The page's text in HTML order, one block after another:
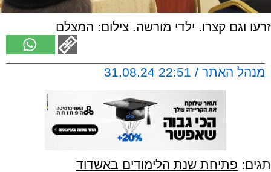
זרעו וגם קצרו. ילדי מורשה. צילום: המצלם
מנהל האתר / 22:51 31.08.24
תגים: פתיחת שנת הלימודים באשדוד